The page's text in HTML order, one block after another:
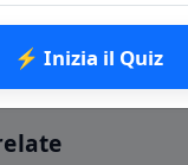
⚡ Inizia il Quiz